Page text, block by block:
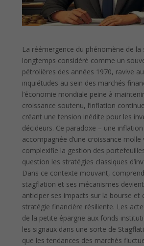
La réémergence du phénomène de
longtemps considéré comme un
pétrolières des années 1970, ravive
inquiétudes au sein des marchés
l’économie mondiale peine à
croissance soutenu, l’inflation
créant une tension inédite pour les
décideurs. Ce paradoxe – une
accompagnée d’une croissance
complexifie la gestion des
question les stratégies classiques
Dans ce contexte mouvant,
stagflation et ses mécanismes
anticiper ses impacts sur la bourse et
stratégie financière résiliente. Les
de la petite épargne aux fonds
les signaux dans une sorte de
que les tendances des marchés